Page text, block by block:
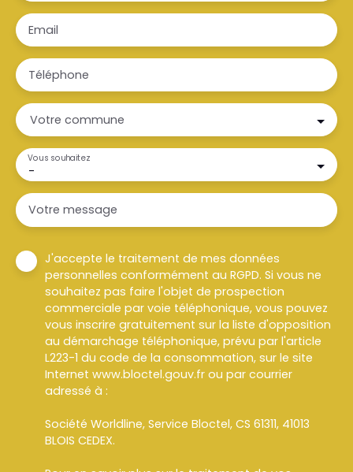
Email
Téléphone
Votre commune
-
Vous souhaitez
Votre message
J'accepte le traitement de mes données
personnelles conformément au RGPD. Si vous ne
souhaitez pas faire l'objet de prospection
commerciale par voie téléphonique, vous pouvez
vous inscrire gratuitement sur la liste d'opposition
au démarchage téléphonique, prévu par l'article
L223-1 du code de la consommation, sur le site
Internet www.bloctel.gouv.fr ou par courrier
adressé à :
Société Worldline, Service Bloctel, CS 61311, 41013
BLOIS CEDEX.